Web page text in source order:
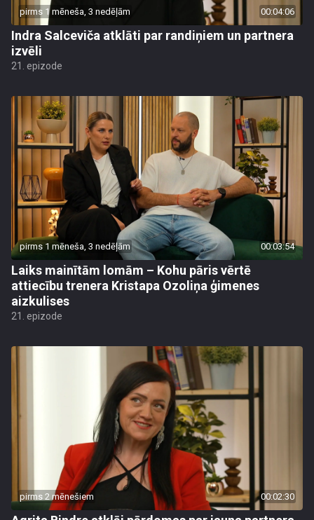
pirms 1 mēneša, 3 nedēļām 00:04:06
Indra Salceviča atklāti par randiņiem un partnera
izvēli
21. epizode
pirms 1 mēneša, 3 nedēļām 00:03:54
Laiks mainītām lomām – Kohu pāris vērtē
attiecību trenera Kristapa Ozoliņa ģimenes
aizkulises
21. epizode
pirms 2 mēnešiem 00:02:30